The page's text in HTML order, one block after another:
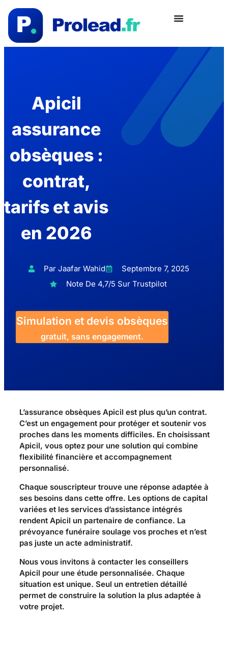
Apicil
assurance
obsèques :
contrat,
tarifs et avis
en 2026
Par Jaafar Wahid
Septembre 7, 2025
Note De 4,7/5 Sur Trustpilot
Simulation et devis obsèques
gratuit, sans engagement.
L’assurance obsèques Apicil est plus qu’un contrat.
C’est un engagement pour protéger et soutenir vos
proches dans les moments difficiles. En choisissant
Apicil, vous optez pour une solution qui combine
flexibilité financière et accompagnement
personnalisé.
Chaque souscripteur trouve une réponse adaptée à
ses besoins dans cette offre. Les options de capital
variées et les services d’assistance intégrés
rendent Apicil un partenaire de confiance. La
prévoyance funéraire soulage vos proches et n’est
pas juste un acte administratif.
Nous vous invitons à contacter les conseillers
Apicil pour une étude personnalisée. Chaque
situation est unique. Seul un entretien détaillé
permet de construire la solution la plus adaptée à
votre projet.